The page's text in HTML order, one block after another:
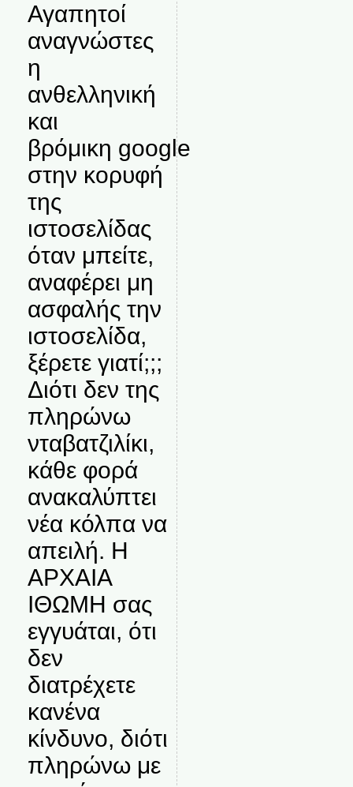
Αγαπητοί
αναγνώστες
η
ανθελληνική
και
βρόμικη google
στην κορυφή
της
ιστοσελίδας
όταν μπείτε,
αναφέρει μη
ασφαλής την
ιστοσελίδα,
ξέρετε γιατί;;;
Διότι δεν της
πληρώνω
νταβατζιλίκι,
κάθε φορά
ανακαλύπτει
νέα κόλπα να
απειλή. Η
ΑΡΧΑΙΑ
ΙΘΩΜΗ σας
εγγυάται, ότι
δεν
διατρέχετε
κανένα
κίνδυνο, διότι
πληρώνω με